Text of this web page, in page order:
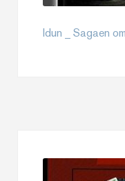
Idun _ Sagaen